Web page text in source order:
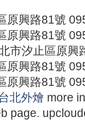
原興路81號
原興路81號
市汐止區原
原興路81號
原興路81號
北外燴 more
page.